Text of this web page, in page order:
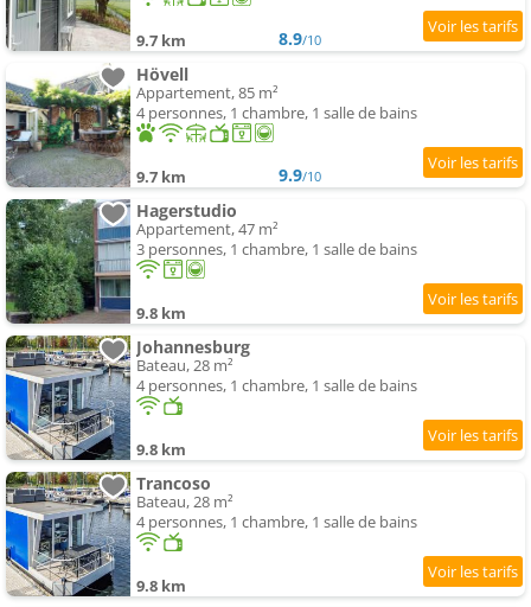
9.7 km 8.9/10
Hövell
Appartement, 85 m²
4 personnes, 1 chambre, 1 salle de bains
9.7 km 9.9/10
Hagerstudio
Appartement, 47 m²
3 personnes, 1 chambre, 1 salle de bains
9.8 km
Johannesburg
Bateau, 28 m²
4 personnes, 1 chambre, 1 salle de bains
9.8 km
Trancoso
Bateau, 28 m²
4 personnes, 1 chambre, 1 salle de bains
9.8 km